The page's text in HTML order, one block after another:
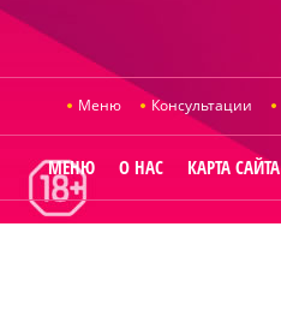
Меню Консультации
МЕНЮ О НАС КАРТА САЙТА